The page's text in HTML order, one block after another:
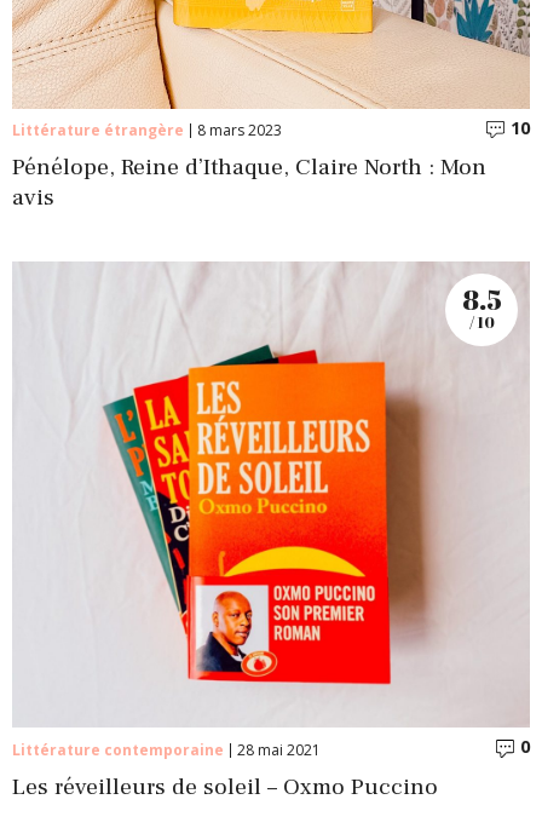
Littérature étrangère 8 mars 2023 10
Pénélope, Reine d’Ithaque, Claire North : Mon
avis
Littérature contemporaine 28 mai 2021 0
Les réveilleurs de soleil – Oxmo Puccino
8.5
/ 10